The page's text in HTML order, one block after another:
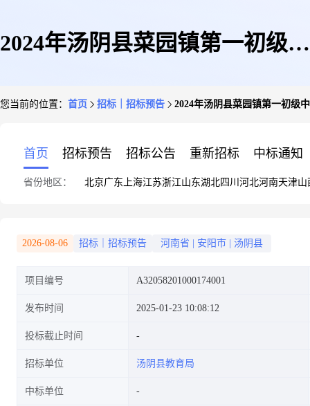
2024年汤阴县菜园镇第一初级中
您当前的位置： 首页 招标｜招标预告 2024年汤阴县菜园镇第一初级
首页 招标预告 招标公告 重新招标 中标通知
省份地区： 北京广东 上海江苏浙江山东湖北四川 河北河南天津山
2026-08-06 招标｜招标预告 河南省 安阳市 汤阴县
项目编号 A32058201000174001
发布时间 2025-01-23 10:08:12
投标截止时间
招标单位 汤阴县教育局
中标单位